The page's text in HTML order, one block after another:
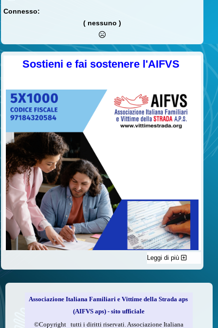
Connesso:
( nessuno )
Sostieni e fai sostenere l'AIFVS
C'è un modo di contribuire alle attività dell’A.I.F.V.S. a favore
delle vittime della strada e per dare giustizia ai superstiti ed ai
loro familiari che non costa nulla: devolvere il 5 per mille della
Compila la scheda CUD o del modello 730.
Leggi di più
Associazione Italiana Familiari e Vittime della Strada aps
(AIFVS aps) - sito ufficiale
©​Copyright tutti i diritti riservati. Associazione Italiana